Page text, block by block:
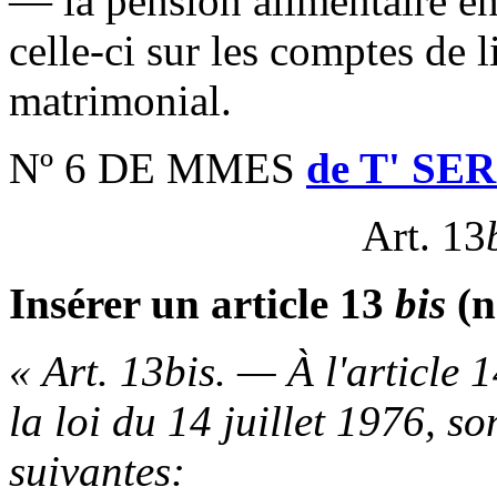
celle-ci sur les comptes de
matrimonial.
Nº 6 DE MMES de T'
Art. 13
Insérer un article 13 bis
« Art. 13bis. — À l'article
la loi du 14 juillet 1976,
suivantes: